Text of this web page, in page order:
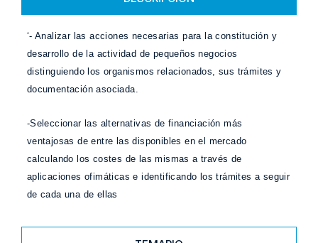
‘- Analizar las acciones necesarias para la constitución y
desarrollo de la actividad de pequeños negocios
distinguiendo los organismos relacionados, sus trámites y
documentación asociada.
-Seleccionar las alternativas de financiación más
ventajosas de entre las disponibles en el mercado
calculando los costes de las mismas a través de
aplicaciones ofimáticas e identificando los trámites a seguir
de cada una de ellas